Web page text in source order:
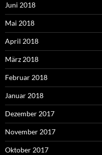
Juni 2018
Mai 2018
April 2018
März 2018
Februar 2018
Januar 2018
Dezember 2017
November 2017
Oktober 2017